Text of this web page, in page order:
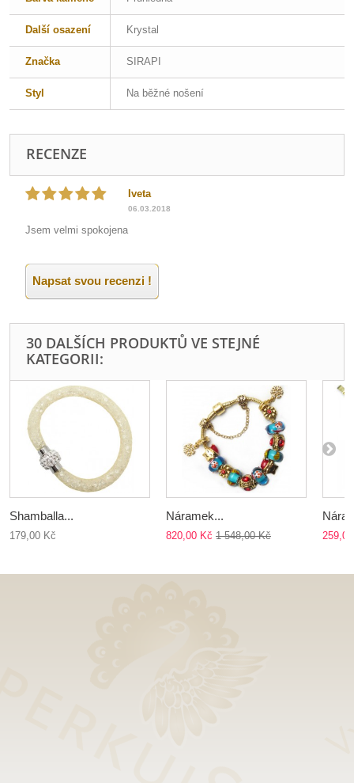
Další osazení Krystal
Značka SIRAPI
Styl Na běžné nošení
RECENZE
Iveta
06.03.2018
Jsem velmi spokojena
Napsat svou recenzi !
30 DALŠÍCH PRODUKTŮ VE STEJNÉ
KATEGORII:
Shamballa...
179,00 Kč
Náramek...
820,00 Kč 1 548,00 Kč